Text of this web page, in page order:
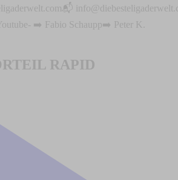
➡️ ⁠⁠⁠⁠⁠⁠⁠⁠⁠⁠⁠⁠⁠⁠⁠⁠⁠⁠⁠⁠⁠⁠⁠⁠⁠⁠⁠⁠⁠⁠⁠⁠⁠⁠⁠⁠⁠⁠⁠⁠⁠⁠⁠⁠⁠⁠⁠⁠⁠⁠⁠⁠⁠⁠⁠⁠⁠⁠⁠⁠⁠⁠⁠Fabio Schaupp⁠⁠⁠⁠⁠⁠⁠⁠⁠⁠⁠⁠⁠⁠⁠⁠⁠⁠⁠⁠⁠⁠⁠⁠⁠⁠⁠⁠⁠⁠⁠⁠⁠⁠⁠⁠⁠➡️ ⁠⁠⁠⁠⁠⁠⁠⁠⁠⁠⁠⁠⁠⁠⁠⁠⁠⁠⁠⁠⁠⁠⁠⁠⁠⁠⁠⁠⁠⁠⁠⁠⁠⁠⁠⁠⁠⁠⁠⁠⁠⁠⁠⁠⁠⁠⁠⁠⁠⁠⁠⁠⁠⁠⁠⁠⁠⁠⁠⁠⁠⁠⁠P⁠eter K.
RAPID